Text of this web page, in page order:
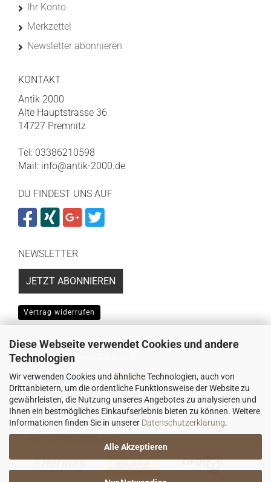
Diese Webseite verwendet Cookies und andere
Technologien
Wir verwenden Cookies und ähnliche Technologien, auch von
Drittanbietern, um die ordentliche Funktionsweise der Website zu
gewährleisten, die Nutzung unseres Angebotes zu analysieren und
Ihnen ein bestmögliches Einkaufserlebnis bieten zu können. Weitere
Informationen finden Sie in unserer Datenschutzerklärung.
Alle Akzeptieren
Ihr Konto
Merkzettel
Newsletter abonnieren
KONTAKT
Antik 2000
Alte Hauptstrasse 36
14727 Premnitz
Tel: 03386210598
Mail: info@antik-2000.de
DU FINDEST UNS AUF
NEWSLETTER
JETZT ABONNIEREN
Vertrag widerrufen
SICHER EINKAUFEN MIT